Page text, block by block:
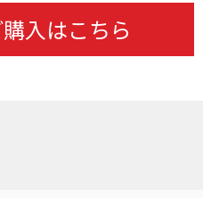
購入はこちら